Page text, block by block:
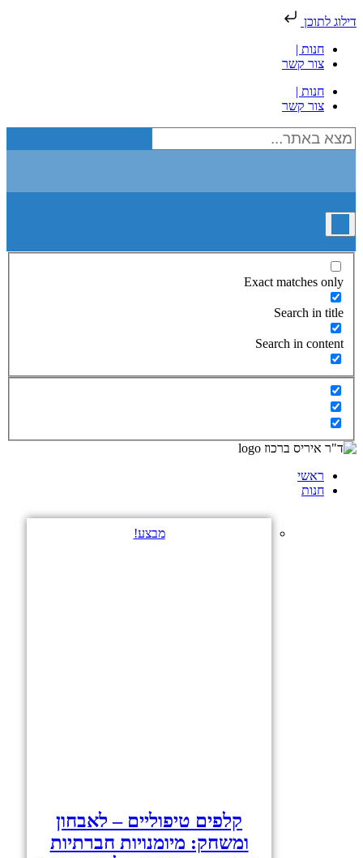
דילוג לתוכן
חנות |
צור קשר
חנות |
צור קשר
Exact matches only
Search in title
Search in content
ראשי
חנות
מבצע!
קלפים טיפוליים – לאבחון
ומשחק: מיומנויות חברתיות